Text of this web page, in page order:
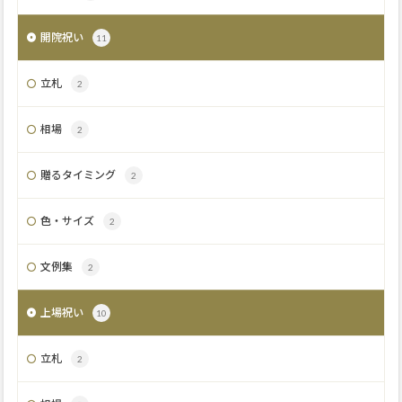
開院祝い 11
立札 2
相場 2
贈るタイミング 2
色・サイズ 2
文例集 2
上場祝い 10
立札 2